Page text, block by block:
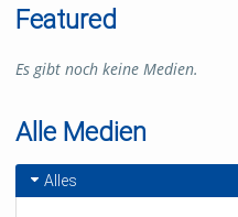
Featured
Es gibt noch keine Medien.
Alle Medien
Alles